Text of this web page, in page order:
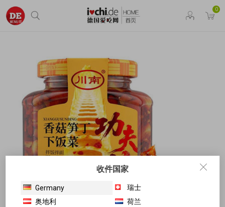
0
收件国家
Germany
瑞士
奥地利
荷兰